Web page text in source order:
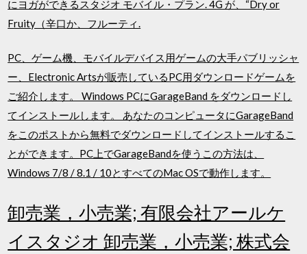
にヨガができるスタジオ モバイル・プラン. 4G が、“Dry or
Fruity（辛口か、フルーティ.
PC、ゲーム機、モバイルデバイス用ゲームの大手パブリッシャ
ー、Electronic Artsが販売しているPC用ダウンロードゲームを
ご紹介します。 Windows PCにGarageBand をダウンロードし
てインストールします。 あなたのコンピュータにGarageBand
をこのポストから無料でダウンロードしてインストールするこ
とができます。PC上でGarageBandを使うこの方法は、
Windows 7/8 / 8.1 / 10とすべてのMac OSで動作します。
卸売業，小売業; 有限会社アールケ
イスタジオ 卸売業，小売業; 株式会